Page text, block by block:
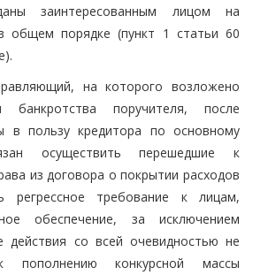
заинтересованным лицом на
общем порядке (пункт 1 статьи 60
на которого возложено
банкротства поручителя, после
в пользу кредитора по основному
осуществить перешедшие к
из договора о покрытии расходов
регрессное требование к лицам,
обеспечение, за исключением
действия со всей очевидностью не
пополнению конкурсной массы